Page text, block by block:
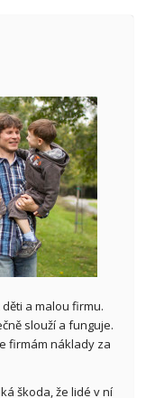
děti a malou firmu.
slouží a funguje.
firmám náklady za
škoda, že lidé v ní